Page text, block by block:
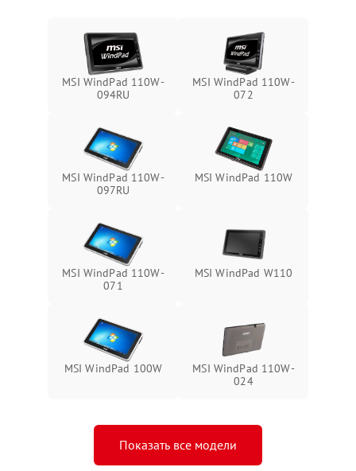
Сенсорное управление
Проблемы с механикой
Кнопки и органы управления
Звук и аудио
MSI WindPad 110W-
094RU
MSI WindPad 110W-
072
MSI WindPad 110W-
097RU
MSI WindPad 110W
MSI WindPad 110W-
071
MSI WindPad W110
MSI WindPad 100W
MSI WindPad 110W-
024
Показать все модели